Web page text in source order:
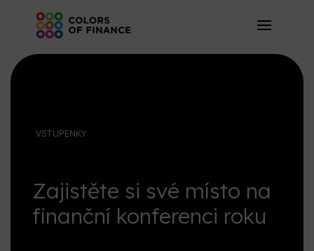
VSTUPENKY
Zajistěte si své místo na
finanční konferenci roku